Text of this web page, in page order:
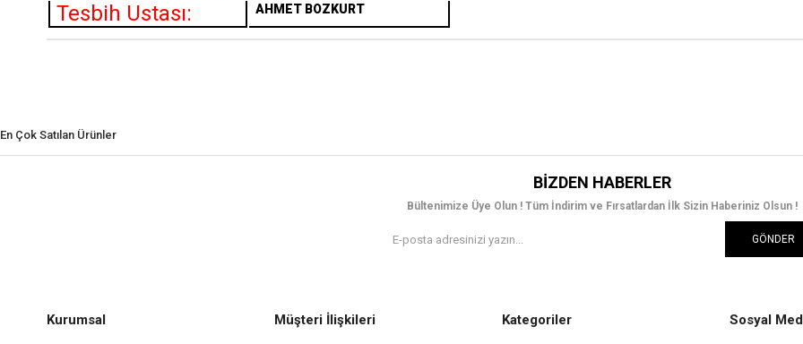
Tesbih Ustası: AHMET BOZKURT
En Çok Satılan Ürünler
BIZDEN HABERLER
Bültenimize Üye Olun ! Tüm İndirim ve Fırsatlardan İlk Sizin Haberiniz Olsun !
GÖNDER
Kurumsal Müşteri İlişkileri Kategoriler Sosyal